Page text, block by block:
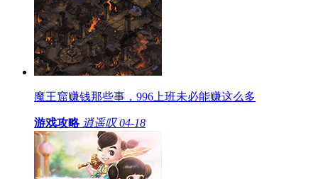
魔王窟赚钱那些事，996上班未必能赚这么多
游戏攻略 逍遥叹 04-18